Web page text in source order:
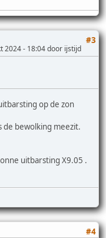
#3
2024 - 18:04 door ijstijd
op de zon
de bewolking meezit.
uitbarsting X9.05 .
#4